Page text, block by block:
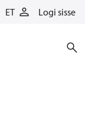
ET Logi sisse